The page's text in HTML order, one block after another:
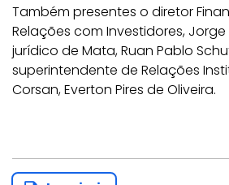
Também presentes o diretor
Relações com Investidores, Jorge
jurídico de Mata, Ruan Pablo
superintendente de Relações
Corsan, Everton Pires de Oliveira.